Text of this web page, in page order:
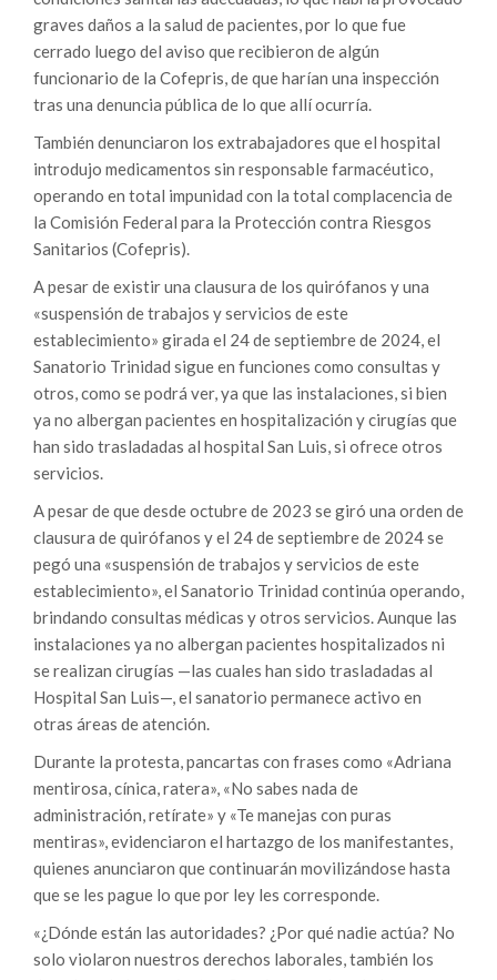
graves daños a la salud de pacientes, por lo que fue
cerrado luego del aviso que recibieron de algún
funcionario de la Cofepris, de que harían una inspección
tras una denuncia pública de lo que allí ocurría.
También denunciaron los extrabajadores que el hospital
introdujo medicamentos sin responsable farmacéutico,
operando en total impunidad con la total complacencia de
la Comisión Federal para la Protección contra Riesgos
Sanitarios (Cofepris).
A pesar de existir una clausura de los quirófanos y una
«suspensión de trabajos y servicios de este
establecimiento» girada el 24 de septiembre de 2024, el
Sanatorio Trinidad sigue en funciones como consultas y
otros, como se podrá ver, ya que las instalaciones, si bien
ya no albergan pacientes en hospitalización y cirugías que
han sido trasladadas al hospital San Luis, si ofrece otros
servicios.
A pesar de que desde octubre de 2023 se giró una orden de
clausura de quirófanos y el 24 de septiembre de 2024 se
pegó una «suspensión de trabajos y servicios de este
establecimiento», el Sanatorio Trinidad continúa operando,
brindando consultas médicas y otros servicios. Aunque las
instalaciones ya no albergan pacientes hospitalizados ni
se realizan cirugías —las cuales han sido trasladadas al
Hospital San Luis—, el sanatorio permanece activo en
otras áreas de atención.
Durante la protesta, pancartas con frases como «Adriana
mentirosa, cínica, ratera», «No sabes nada de
administración, retírate» y «Te manejas con puras
mentiras», evidenciaron el hartazgo de los manifestantes,
quienes anunciaron que continuarán movilizándose hasta
que se les pague lo que por ley les corresponde.
«¿Dónde están las autoridades? ¿Por qué nadie actúa? No
solo violaron nuestros derechos laborales, también los